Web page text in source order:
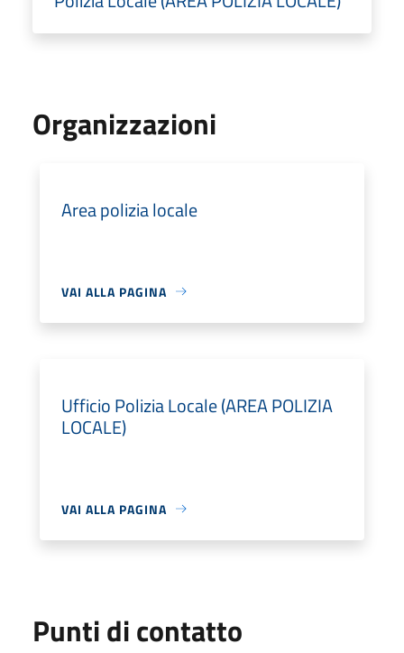
Organizzazioni
Area polizia locale
VAI ALLA PAGINA
Ufficio Polizia Locale (AREA POLIZIA
LOCALE)
VAI ALLA PAGINA
Punti di contatto